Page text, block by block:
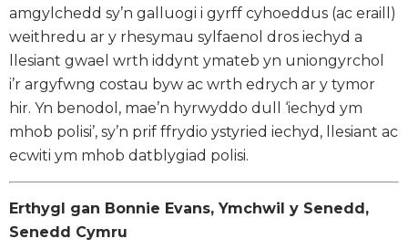
amgylchedd sy’n galluogi i gyrff cyhoeddus (ac eraill)
weithredu ar y rhesymau sylfaenol dros iechyd a
llesiant gwael wrth iddynt ymateb yn uniongyrchol
i’r argyfwng costau byw ac wrth edrych ar y tymor
hir. Yn benodol, mae’n hyrwyddo dull ‘iechyd ym
mhob polisi’, sy’n prif ffrydio ystyried iechyd, llesiant ac
ecwiti ym mhob datblygiad polisi.
Erthygl gan Bonnie Evans, Ymchwil y Senedd,
Senedd Cymru